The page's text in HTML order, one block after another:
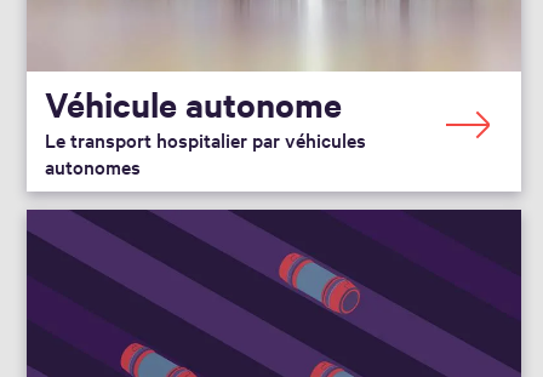
Véhicule autonome
Le transport hospitalier par véhicules
autonomes